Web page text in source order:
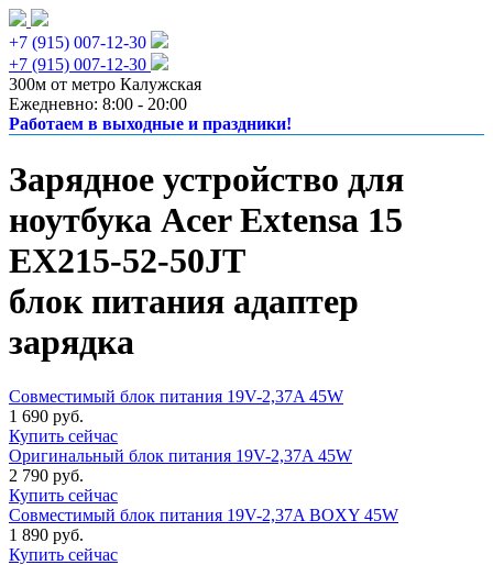
+7 (915) 007-12-30
+7 (915) 007-12-30
300м от метро Калужская
Ежедневно: 8:00 - 20:00
Работаем в выходные и праздники!
Зарядное устройство для
ноутбука Acer Extensa 15
EX215-52-50JT
блок питания адаптер
зарядка
Совместимый блок питания 19V-2,37A 45W
1 690 руб.
Купить сейчас
Оригинальный блок питания 19V-2,37A 45W
2 790 руб.
Купить сейчас
Совместимый блок питания 19V-2,37A BOXY 45W
1 890 руб.
Купить сейчас